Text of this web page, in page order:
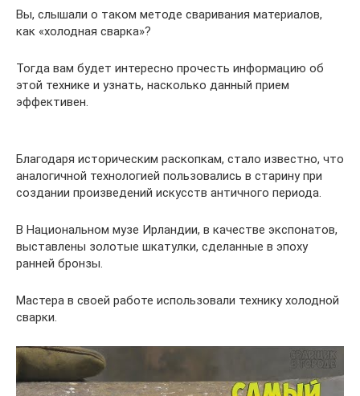
Вы, слышали о таком методе сваривания материалов,
как «холодная сварка»?
Тогда вам будет интересно прочесть информацию об
этой технике и узнать, насколько данный прием
эффективен.
Благодаря историческим раскопкам, стало известно, что
аналогичной технологией пользовались в старину при
создании произведений искусств античного периода.
В Национальном музе Ирландии, в качестве экспонатов,
выставлены золотые шкатулки, сделанные в эпоху
ранней бронзы.
Мастера в своей работе использовали технику холодной
сварки.